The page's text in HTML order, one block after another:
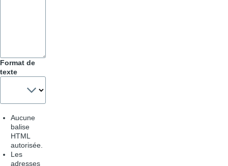
Format de
texte
Aucune
balise
HTML
autorisée.
Les
adresses